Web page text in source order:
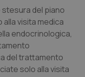
stesura del piano
visita medica
endocrinologica,
del trattamento
solo alla visita